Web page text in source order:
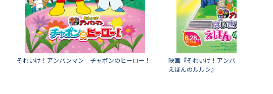
それいけ！アンパンマン チャポンのヒーロー！
映画『それいけ！アンパンマン ばい
えほんのルルン』